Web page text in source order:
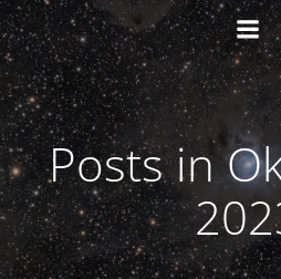
Posts in